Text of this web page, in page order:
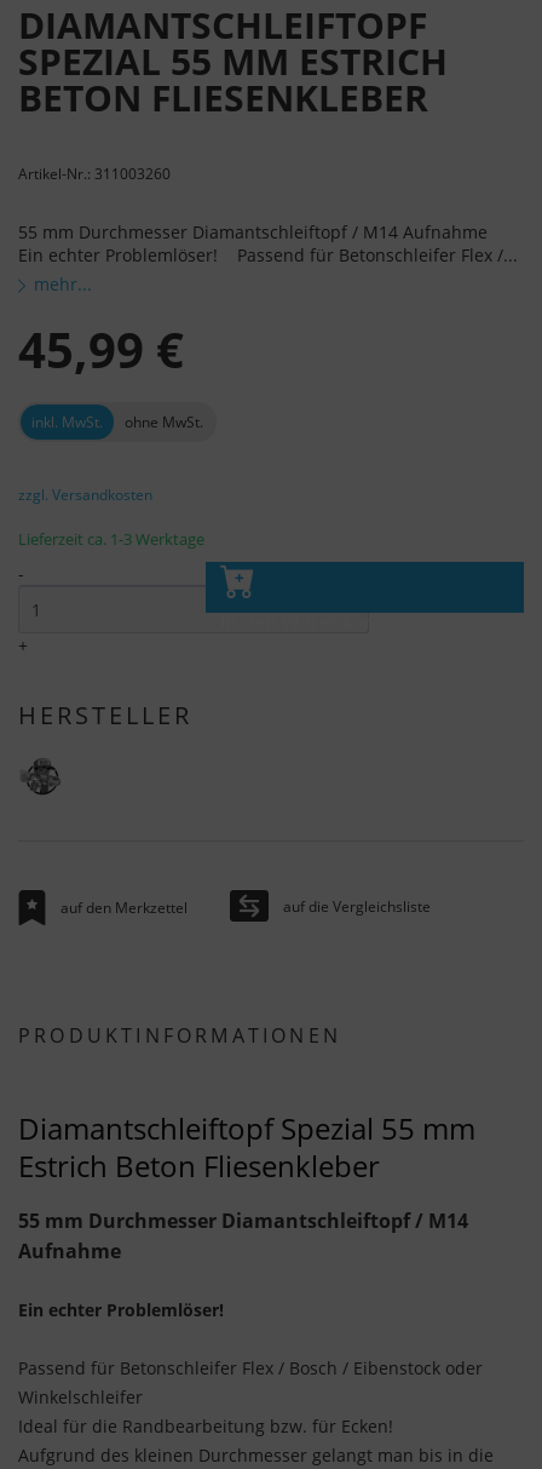
DIAMANTSCHLEIFTOPF
SPEZIAL 55 MM ESTRICH
BETON FLIESENKLEBER
Artikel-Nr.: 311003260
55 mm Durchmesser Diamantschleiftopf / M14 Aufnahme
Ein echter Problemlöser! Passend für Betonschleifer Flex /...
mehr...
45,99 €
inkl. MwSt. ohne MwSt.
zzgl. Versandkosten
Lieferzeit ca. 1-3 Werktage
-
+
In den Warenkorb
HERSTELLER
auf den Merkzettel auf die Vergleichsliste
PRODUKTINFORMATIONEN
Diamantschleiftopf Spezial 55 mm
Estrich Beton Fliesenkleber
55 mm Durchmesser Diamantschleiftopf / M14
Aufnahme
Ein echter Problemlöser!
Passend für Betonschleifer Flex / Bosch / Eibenstock oder
Winkelschleifer
Ideal für die Randbearbeitung bzw. für Ecken!
Aufgrund des kleinen Durchmesser gelangt man bis in die